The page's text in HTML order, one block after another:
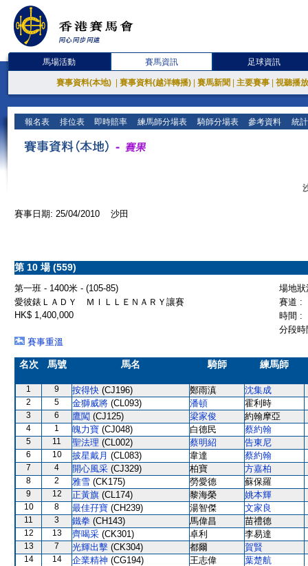
馬場活動 賽馬資訊 足球資訊
賽事資料(本地) 賽事資料(越洋轉播) 賽馬新聞 主要賽事 視聽播
報名表 排位表 即時賠率 練馬師分場表 騎師分場表 參考資料 統
賽事日期: 25/04/2010 沙田
第 10 場 (559)
第一班 - 1400米 - (105-85)
場地
愛彼錶ＬＡＤＹ ＭＩＬＬＥＮＡＲＹ讓賽
賽道 :
HK$ 1,400,000
時間 :
分段
賽事重溫
名次 馬號 馬名 騎師 練馬師
1 9 按得快 (CJ196) 鄭雨滇 沈集成
2 5 金獅威將 (CL093) 潘頓 霍利時
3 6 鷹闖 (CJ125) 梁家俊 約翰摩亞
4 1 魄力寶 (CJ048) 白德民 蔡約翰
5 11 聖法理 (CL002) 蔡明紹 告東尼
6 10 披星戴月 (CL083) 韋達 蔡約翰
7 4 開心風采 (CJ329) 柏寶 方嘉柏
8 2 雅雪 (CK175) 勞愛德 蘇保羅
9 12 正黃旗 (CL174) 黎海榮 姚本輝
10 8 最佳孖寶 (CH239) 湯智傑 文家良
11 3 鐵拳 (CH143) 馬偉昌 苗禮德
12 13 齊喝采 (CK301) 卓利 李易達
13 7 光輝出擊 (CK304) 都爾 賀賢
14 14 企業精神 (CG194) 王志偉 葉楚航